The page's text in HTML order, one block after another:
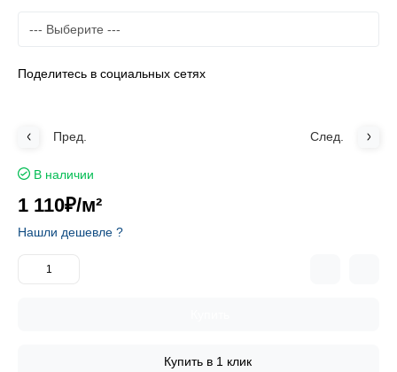
Поделитесь в социальных сетях
Пред. След.
В наличии
1 110₽/м²
Нашли дешевле ?
Купить в 1 клик